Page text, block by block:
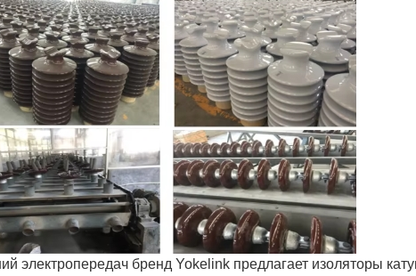
электропередач бренд Yokelink предлагает изоляторы